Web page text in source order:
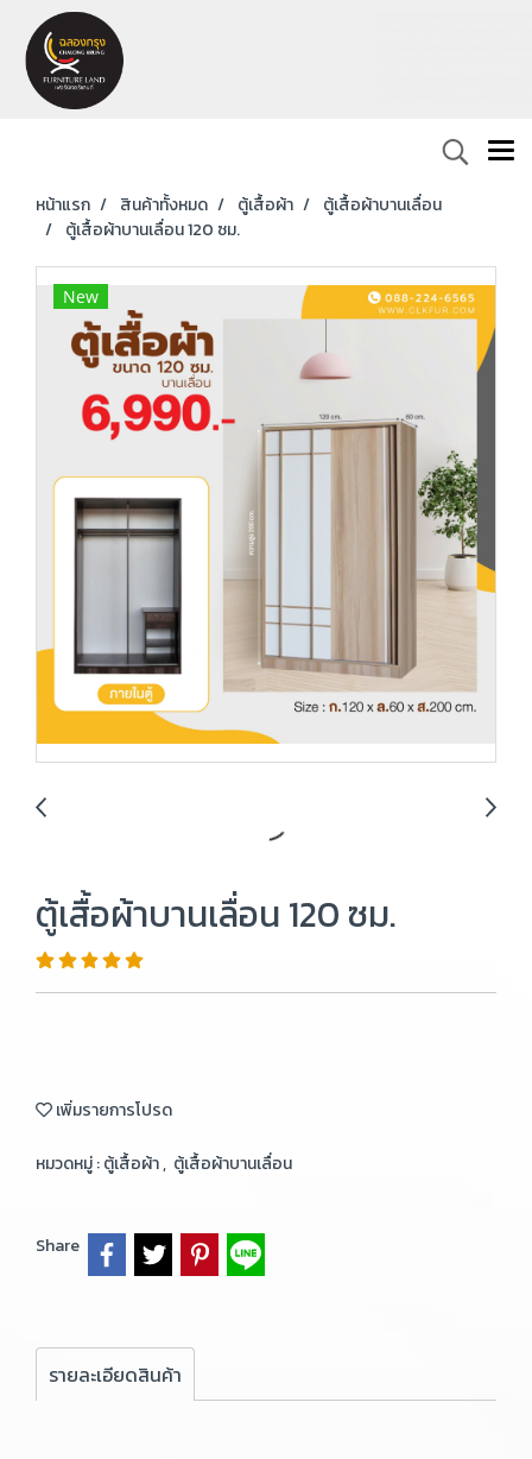
หน้าแรก สินค้าทั้งหมด ตู้เสื้อผ้า
ตู้เสื้อผ้าบานเลื่อน
ตู้เสื้อผ้าบานเลื่อน 120 ซม.
New
ตู้เสื้อผ้าบานเลื่อน 120 ซม.
เพิ่มรายการโปรด
หมวดหมู่ :ตู้เสื้อผ้า, ตู้เสื้อผ้าบานเลื่อน
Share
รายละเอียดสินค้า